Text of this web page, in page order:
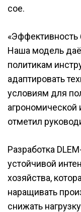
сое.
«Эффективность
Наша модель
политикам
адаптировать
условиям для
агрономической
отметил
Разработка
устойчивой
хозяйства,
наращивать
снижать